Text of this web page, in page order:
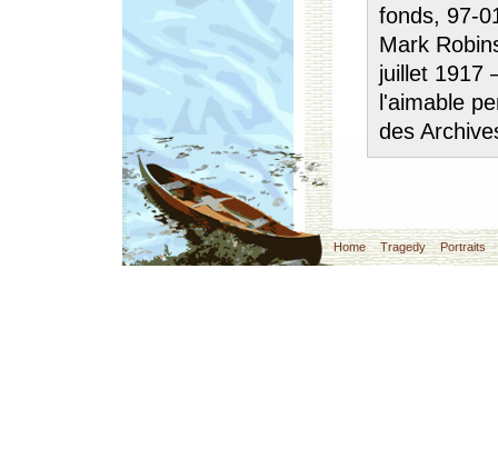
fonds, 97-
Mark
juillet
l'aimable
des
Home Tragedy Portraits